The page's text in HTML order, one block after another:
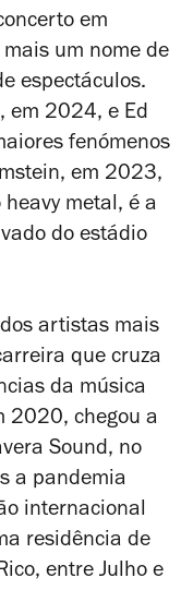
em
um nome de
espectáculos.
em 2024, e Ed
fenómenos
em 2023,
metal, é a
do estádio
artistas mais
que cruza
da música
2020, chegou a
Sound, no
a pandemia
internacional
residência de
entre Julho e